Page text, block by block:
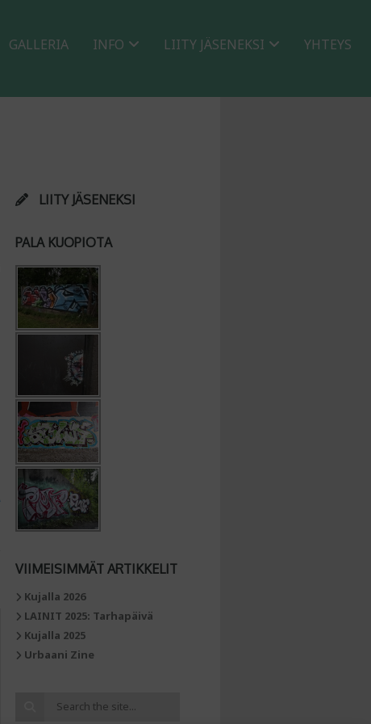
GALLERIA INFO LIITY JÄSENEKSI YHTEYS
LIITY JÄSENEKSI
PALA KUOPIOTA
VIIMEISIMMÄT ARTIKKELIT
Kujalla 2026
LAINIT 2025: Tarhapäivä
Kujalla 2025
Urbaani Zine